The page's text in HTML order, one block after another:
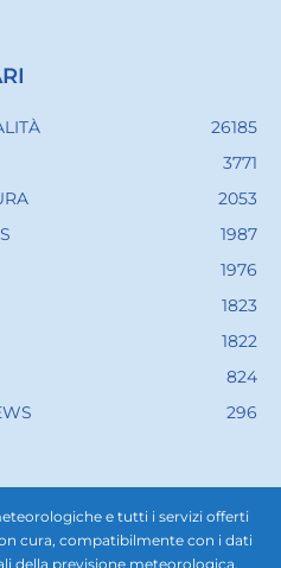
26185
3771
2053
1987
1976
1823
1822
824
296
e tutti i servizi offerti
cura, compatibilmente con i dati
della previsione meteorologica.